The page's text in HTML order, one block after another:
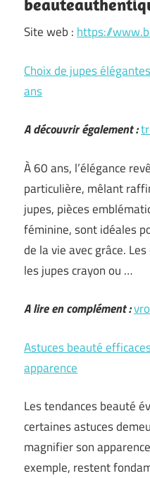
Site web : https://
Choix de jupes
ans
A découvrir également :
À 60 ans, l’élégance
particulière, mêlant
jupes, pièces
féminine, sont idéales
de la vie avec grâce.
les jupes crayon ou …
A lire en complément :
Astuces beauté
apparence
Les tendances beauté
certaines astuces
magnifier son
exemple, restent